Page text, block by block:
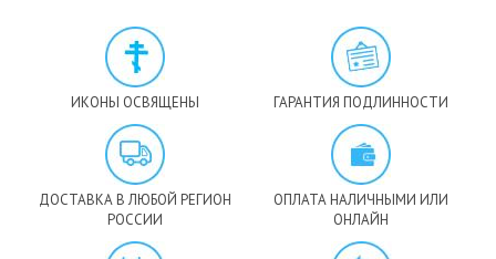
ИКОНЫ ОСВЯЩЕНЫ ГАРАНТИЯ ПОДЛИННОСТИ
ДОСТАВКА В ЛЮБОЙ РЕГИОН
РОССИИ
ОПЛАТА НАЛИЧНЫМИ ИЛИ
ОНЛАЙН